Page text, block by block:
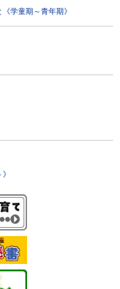
学童期～青年期》